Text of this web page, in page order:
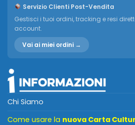
Servizio Clienti Post-Vendita
Gestisci i tuoi ordini, tracking e resi
account.
Vai ai miei ordini →
Chi Siamo
Come usare la nuova Carta